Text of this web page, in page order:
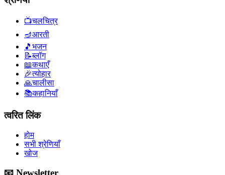
📺चलचित्र
🪔आरती
🎵 भजन
📝ब्लॉग
📖कथाएँ
🎉त्योहार
🙏चालीसा
📚कहानियाँ
त्वरित लिंक
होम
सभी श्रेणियाँ
खोज
📧 Newsletter